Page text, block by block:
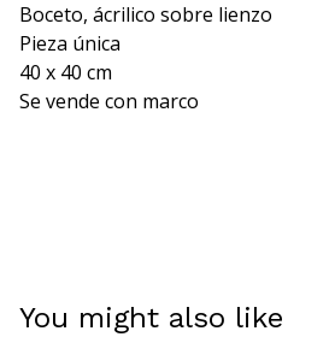
Boceto, ácrilico sobre lienzo
Pieza única
40 x 40 cm
Se vende con marco
You might also like